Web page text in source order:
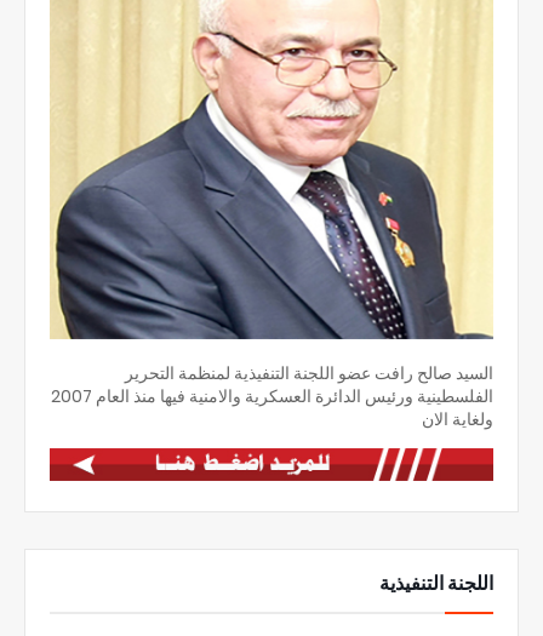
السيد صالح رافت عضو اللجنة التنفيذية لمنظمة التحرير
الفلسطينية ورئيس الدائرة العسكرية والامنية فيها منذ العام 2007
ولغاية الان
اللجنة التنفيذية